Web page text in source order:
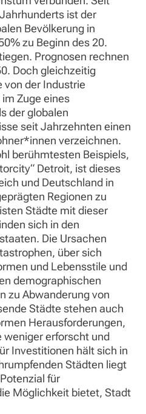
ist der
Bevölkerung in
zu Beginn des 20.
Prognosen rechnen
Doch gleichzeitig
von der Industrie
Zuge eines
der globalen
seit Jahrzehnten einen
verzeichnen.
berühmtesten Beispiels,
Detroit, ist dieses
und Deutschland in
Regionen zu
Städte mit dieser
sich in den
Die Ursachen
über sich
und Lebensstile und
demographischen
zu Abwanderung von
Städte stehen auch
Herausforderungen,
weniger erforscht und
Investitionen hält sich in
Städten liegt
für
Möglichkeit bietet, Stadt